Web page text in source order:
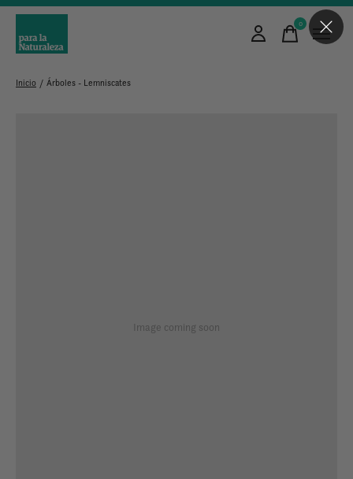
0items
Inicio / Árboles - Lemniscates
Image coming soon